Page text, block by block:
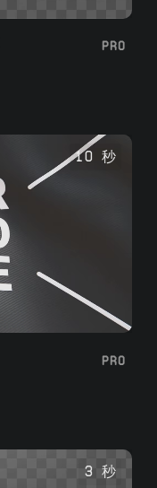
PRO
10 秒
PRO
3 秒